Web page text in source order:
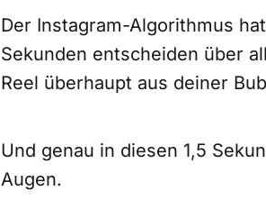
Der Instagram-Algorithmus
Sekunden entscheiden über
Reel überhaupt aus deiner
Und genau in diesen 1,5
Augen.